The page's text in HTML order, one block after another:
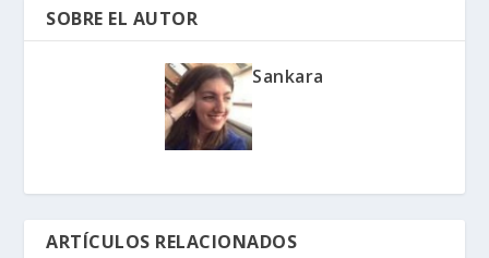
SOBRE EL AUTOR
Sankara
ARTÍCULOS RELACIONADOS